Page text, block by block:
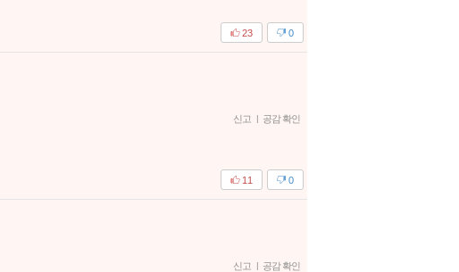
0
23
신고 | 공감 확인
0
11
신고 | 공감 확인